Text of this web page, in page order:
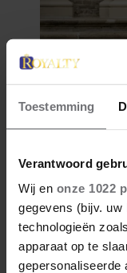
Toestemming
Verantwoord
Wij en onze 1022
gegevens (bijv. uw
technologieën
apparaat op te
gepersonaliseerde